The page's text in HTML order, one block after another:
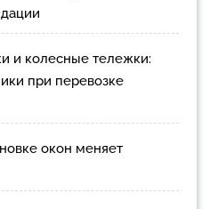
и колесные тележки:
при перевозке
окон меняет